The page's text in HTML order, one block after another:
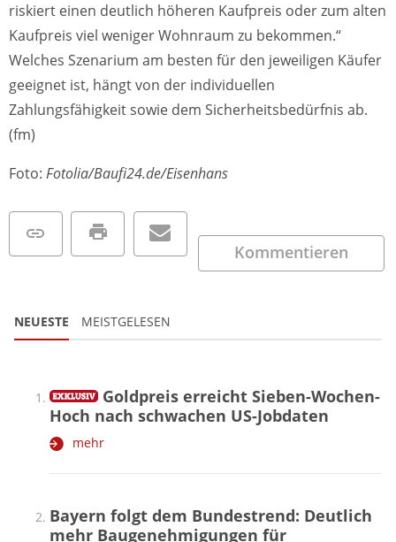
riskiert einen deutlich höheren Kaufpreis oder zum alten
Kaufpreis viel weniger Wohnraum zu bekommen.“
Welches Szenarium am besten für den jeweiligen Käufer
geeignet ist, hängt von der individuellen
Zahlungsfähigkeit sowie dem Sicherheitsbedürfnis ab.
(fm)
Foto: Fotolia/Baufi24.de/Eisenhans
Kommentieren
NEUESTE MEISTGELESEN
Goldpreis erreicht Sieben-Wochen-
Hoch nach schwachen US-Jobdaten
mehr
Bayern folgt dem Bundestrend: Deutlich
mehr Baugenehmigungen für